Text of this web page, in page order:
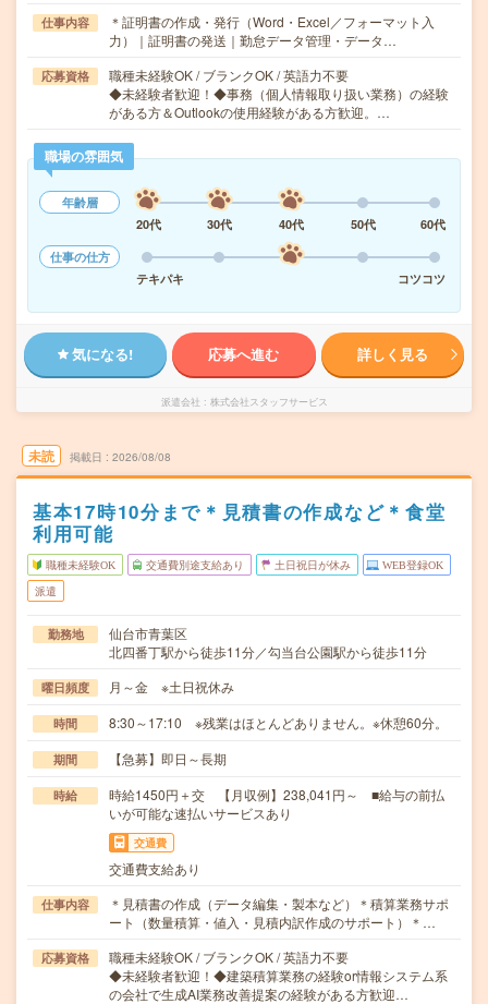
仕事内容
＊証明書の作成・発行（Word・Excel／フォーマット入
力）｜証明書の発送｜勤怠データ管理・データ…
応募資格
職種未経験OK / ブランクOK / 英語力不要
◆未経験者歓迎！◆事務（個人情報取り扱い業務）の経験
がある方＆Outlookの使用経験がある方歓迎。…
職場の雰囲気
年齢層
20代
30代 40代 50代
60代
仕事の仕方
テキパキ
コツコツ
気になる! 応募へ進む 詳しく見る
派遣会社 株式会社スタッフサービス
未読 掲載日 2026/08/08
基本17時10分まで＊見積書の作成など＊食堂
利用可能
職種未経験OK 交通費別途支給あり 土日祝日が休み WEB登録OK
派遣
勤務地
仙台市青葉区
北四番丁駅から徒歩11分／勾当台公園駅から徒歩11分
曜日頻度 月～金 ※土日祝休み
時間 8:30～17:10 ※残業はほとんどありません。※休憩60分。
期間 【急募】即日～長期
時給
時給1450円＋交 【月収例】238,041円～ ■給与の前払
いが可能な速払いサービスあり
交通費
交通費支給あり
仕事内容
＊見積書の作成（データ編集・製本など）＊積算業務サポ
ート（数量積算・値入・見積内訳作成のサポート）＊…
応募資格
職種未経験OK / ブランクOK / 英語力不要
◆未経験者歓迎！◆建築積算業務の経験or情報システム系
の会社で生成AI業務改善提案の経験がある方歓迎…